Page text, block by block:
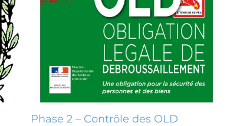
Opération zéro déchet